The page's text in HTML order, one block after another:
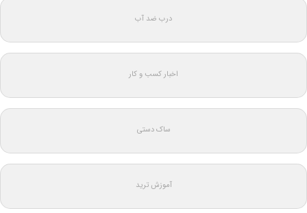
درب ضد آب
اخبار کسب و کار
ساک دستی
آموزش ترید